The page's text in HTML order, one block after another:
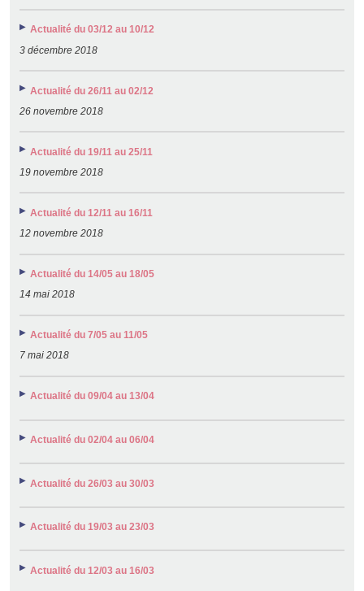
Actualité du 03/12 au 10/12
3 décembre 2018
Actualité du 26/11 au 02/12
26 novembre 2018
Actualité du 19/11 au 25/11
19 novembre 2018
Actualité du 12/11 au 16/11
12 novembre 2018
Actualité du 14/05 au 18/05
14 mai 2018
Actualité du 7/05 au 11/05
7 mai 2018
Actualité du 09/04 au 13/04
Actualité du 02/04 au 06/04
Actualité du 26/03 au 30/03
Actualité du 19/03 au 23/03
Actualité du 12/03 au 16/03